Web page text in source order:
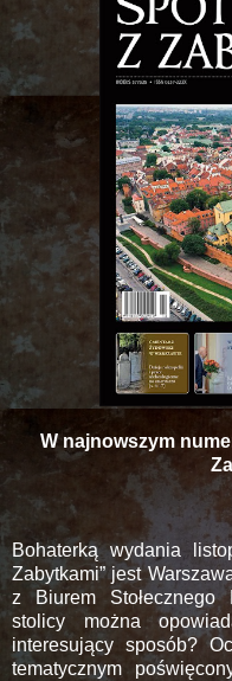
W najnowszym
Bohaterką wydania
Zabytkami” jest
z Biurem Stołecznego
stolicy można
interesujący sposób?
tematycznym